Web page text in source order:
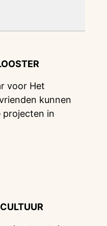
voor Het
kunnen
projecten in